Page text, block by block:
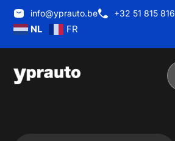
info@yprauto.be +32 51 815 816
NL FR